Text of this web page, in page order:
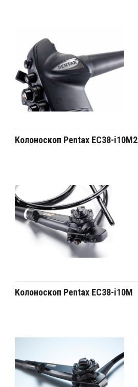
Колоноскоп Pentax EC38-i10M2
Колоноскоп Pentax EC38-i10M